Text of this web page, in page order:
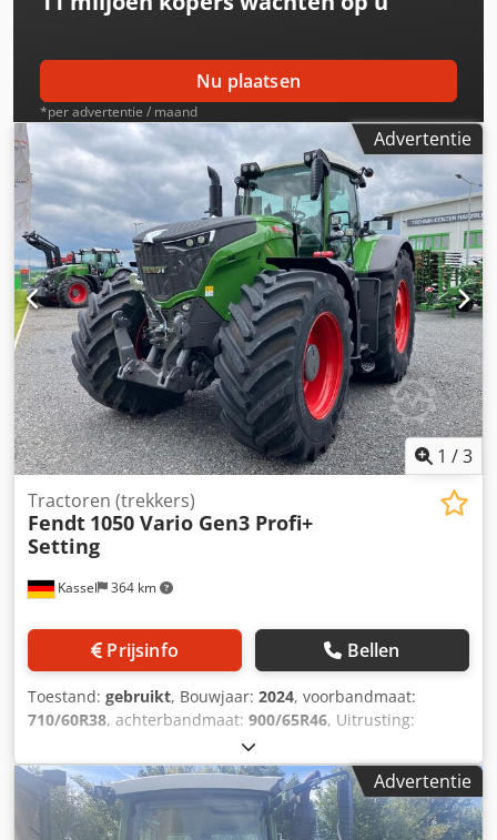
Nu plaatsen
*per advertentie / maand
Advertentie
1 /3
Kassel 364 km
Tractoren (trekkers)
Fendt 1050 Vario Gen3 Profi+
Setting
Prijsinfo Bellen
Toestand: gebruikt, Bouwjaar: 2024, voorbandmaat:
710/60R38, achterbandmaat: 900/65R46, Uitrusting:
, Section Control, belastingsgewicht
achterwielen 2x 1.000 kg, Fendt Stability / Control,
bandendrukregelsysteem Fendt VarioGrip,
omkeerventilator, koelbox, motorkapcamera /
Advertentie